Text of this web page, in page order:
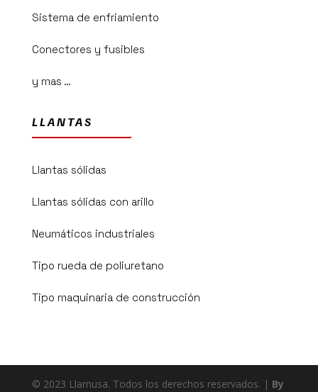
Sistema de enfriamiento
Conectores y fusibles
y mas …
LLANTAS
Llantas sólidas
Llantas sólidas con arillo
Neumáticos industriales
Tipo rueda de poliuretano
Tipo maquinaria de construcción
© 2023 Llamusa. Todos los derechos reservados. | By